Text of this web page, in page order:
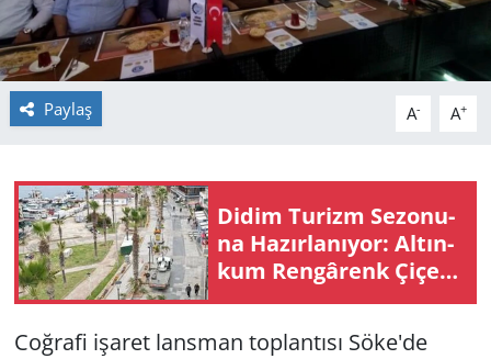
Paylaş A- A+
Didim Tu­rizm Se­zo­nu­
na Ha­zır­la­nı­yor: Al­tın­
kum Ren­gâ­renk Çi­çek­
ler­le Do­na­tıl­dı
Coğrafi işaret lansman toplantısı Söke'de
POLİTİKA
RESMİ İLANLAR
SAĞLIK
SİYASET
SPOR
Yerel